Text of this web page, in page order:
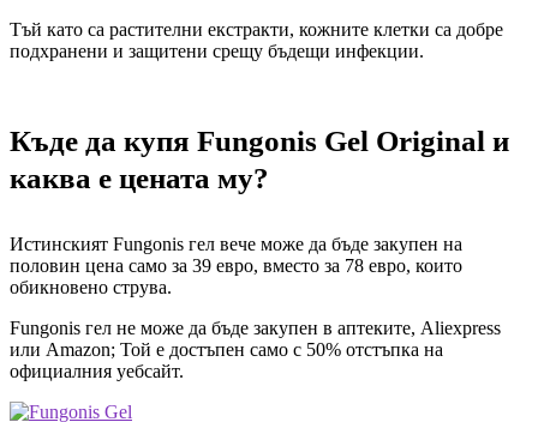
Тъй като са растителни екстракти, кожните клетки са добре
подхранени и защитени срещу бъдещи инфекции.
Къде да купя Fungonis Gel Original и
каква е цената му?
Истинският Fungonis гел вече може да бъде закупен на
половин цена само за 39 евро, вместо за 78 евро, които
обикновено струва.
Fungonis гел не може да бъде закупен в аптеките, Aliexpress
или Amazon; Той е достъпен само с 50% отстъпка на
официалния уебсайт.